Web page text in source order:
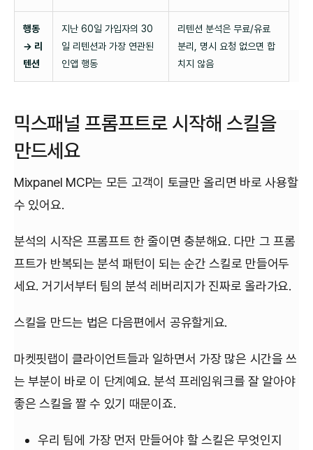
행동
→ 리
텐션
지난 60일 가입자의 30
일 리텐션과 가장 연관된
인앱 행동
리텐션 분석은 무료/유료
분리, 명시 요청 없으면 합
치지 않음
믹스패널 프롬프트로 시작해 스킬을
만드세요
Mixpanel MCP는 모든 고객이 토글만 올리면 바로 사용할
수 있어요.
분석의 시작은 프롬프트 한 줄이면 충분해요. 다만 그 프롬
프트가 반복되는 분석 패턴이 되는 순간 스킬로 만들어두
세요. 거기서부터 팀의 분석 레버리지가 진짜로 올라가요.
스킬을 만드는 법은 다음편에서 공유할게요.
마켓핏랩이 클라이언트들과 일하면서 가장 많은 시간을 쓰
는 부분이 바로 이 단계예요. 분석 프레임워크를 잘 알아야
좋은 스킬을 짤 수 있기 때문이죠.
우리 팀에 가장 먼저 만들어야 할 스킬은 무엇인지